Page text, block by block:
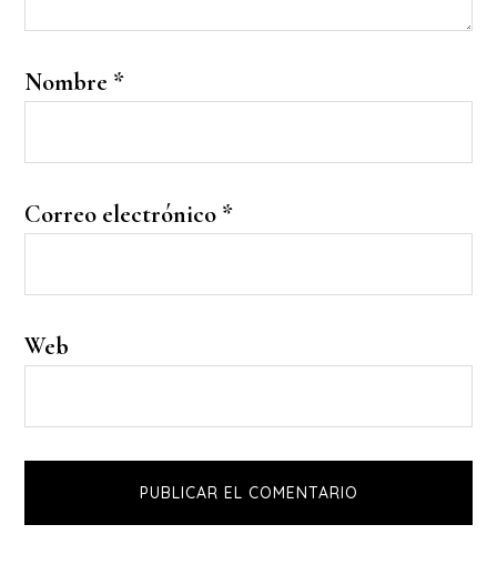
Nombre *
Correo electrónico *
Web